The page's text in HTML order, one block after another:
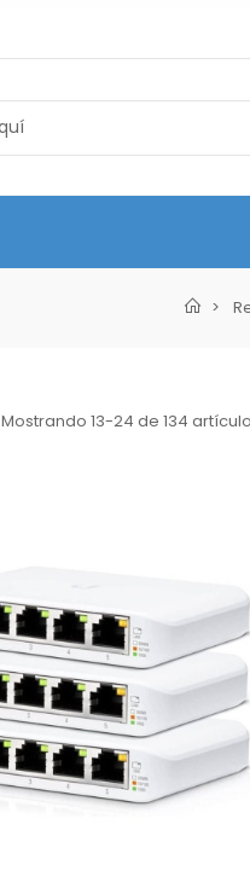
Mostrando 13-24 de 134